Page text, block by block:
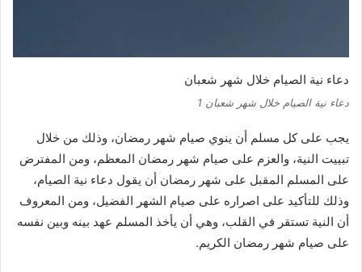
دعاء نية الصيام خلال شهر شعبان
دعاء نية الصيام خلال شهر شعبان 1
يجب على كل مسلم أن ينوي صيام شهر رمضان، وذلك من خلال
تبييت النية، والعزم على صيام شهر رمضان المعظم، ومن المفترض
على المسلم المقبل على شهر رمضان أن يقول دعاء نية الصيام،
وذلك للتأكيد على اصراره على صيام الشهر الفضيل، ومن المعروف
أن النية تستقر في القلب، وهي أن يأخذ المسلم عهد بينه وبين نفسه
على صيام شهر رمضان الكريم.